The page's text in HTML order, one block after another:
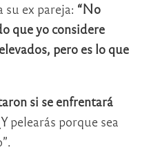
su ex pareja: “No
que yo considere
pero es lo que
si se enfrentará
pelearás porque sea